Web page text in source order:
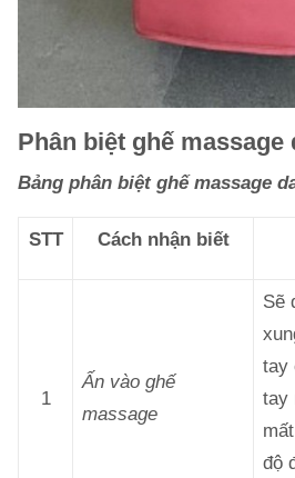
Phân biệt ghế massage
Bảng phân biệt ghếmassage
STT Cách nhận biết
1
Ấn vào ghế
massage
Sẽ
tay
tay
độ